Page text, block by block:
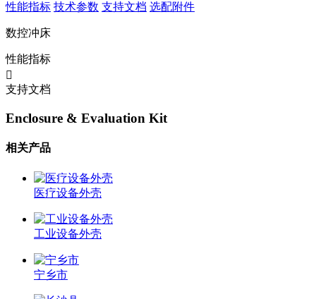
性能指标 技术参数 支持文档 选配附件
数控冲床
性能指标
支持文档
Enclosure & Evaluation Kit
相关产品
医疗设备外壳
工业设备外壳
宁乡市